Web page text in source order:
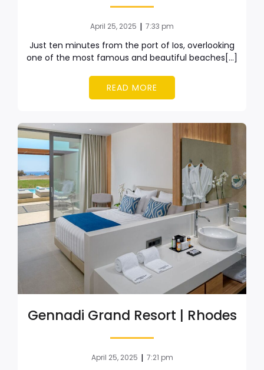
April 25, 2025 | 7:33 pm
Just ten minutes from the port of Ios, overlooking
one of the most famous and beautiful beaches[…]
READ MORE
Gennadi Grand Resort | Rhodes
April 25, 2025 | 7:21 pm